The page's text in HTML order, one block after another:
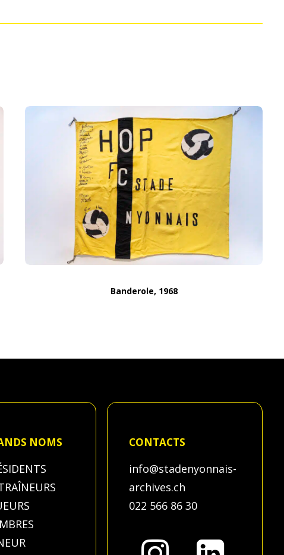
Banderole, 1968
NOMS CONTACTS
info@stadenyonnais-
archives.ch
022 566 86 30